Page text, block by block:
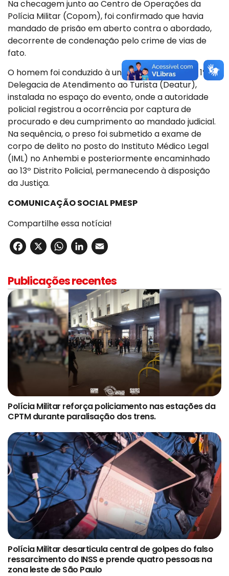
Na checagem junto ao Centro de Operações da
Polícia Militar (Copom), foi confirmado que havia
mandado de prisão em aberto contra o abordado,
decorrente de condenação pelo crime de vias de
fato.
O homem foi conduzido à unidade avançada da 1ª
Delegacia de Atendimento ao Turista (Deatur),
instalada no espaço do evento, onde a autoridade
policial registrou a ocorrência por captura de
procurado e deu cumprimento ao mandado judicial.
Na sequência, o preso foi submetido a exame de
corpo de delito no posto do Instituto Médico Legal
(IML) no Anhembi e posteriormente encaminhado
ao 13º Distrito Policial, permanecendo à disposição
da Justiça.
COMUNICAÇÃO SOCIAL PMESP
Compartilhe essa notícia!
Facebook
X WhatsApp
LinkedIn
Publicações recentes
Polícia Militar reforça policiamento nas estações da
CPTM durante paralisação dos trens.
Polícia Militar desarticula central de golpes do falso
ressarcimento do INSS e prende quatro pessoas na
zona leste de São Paulo